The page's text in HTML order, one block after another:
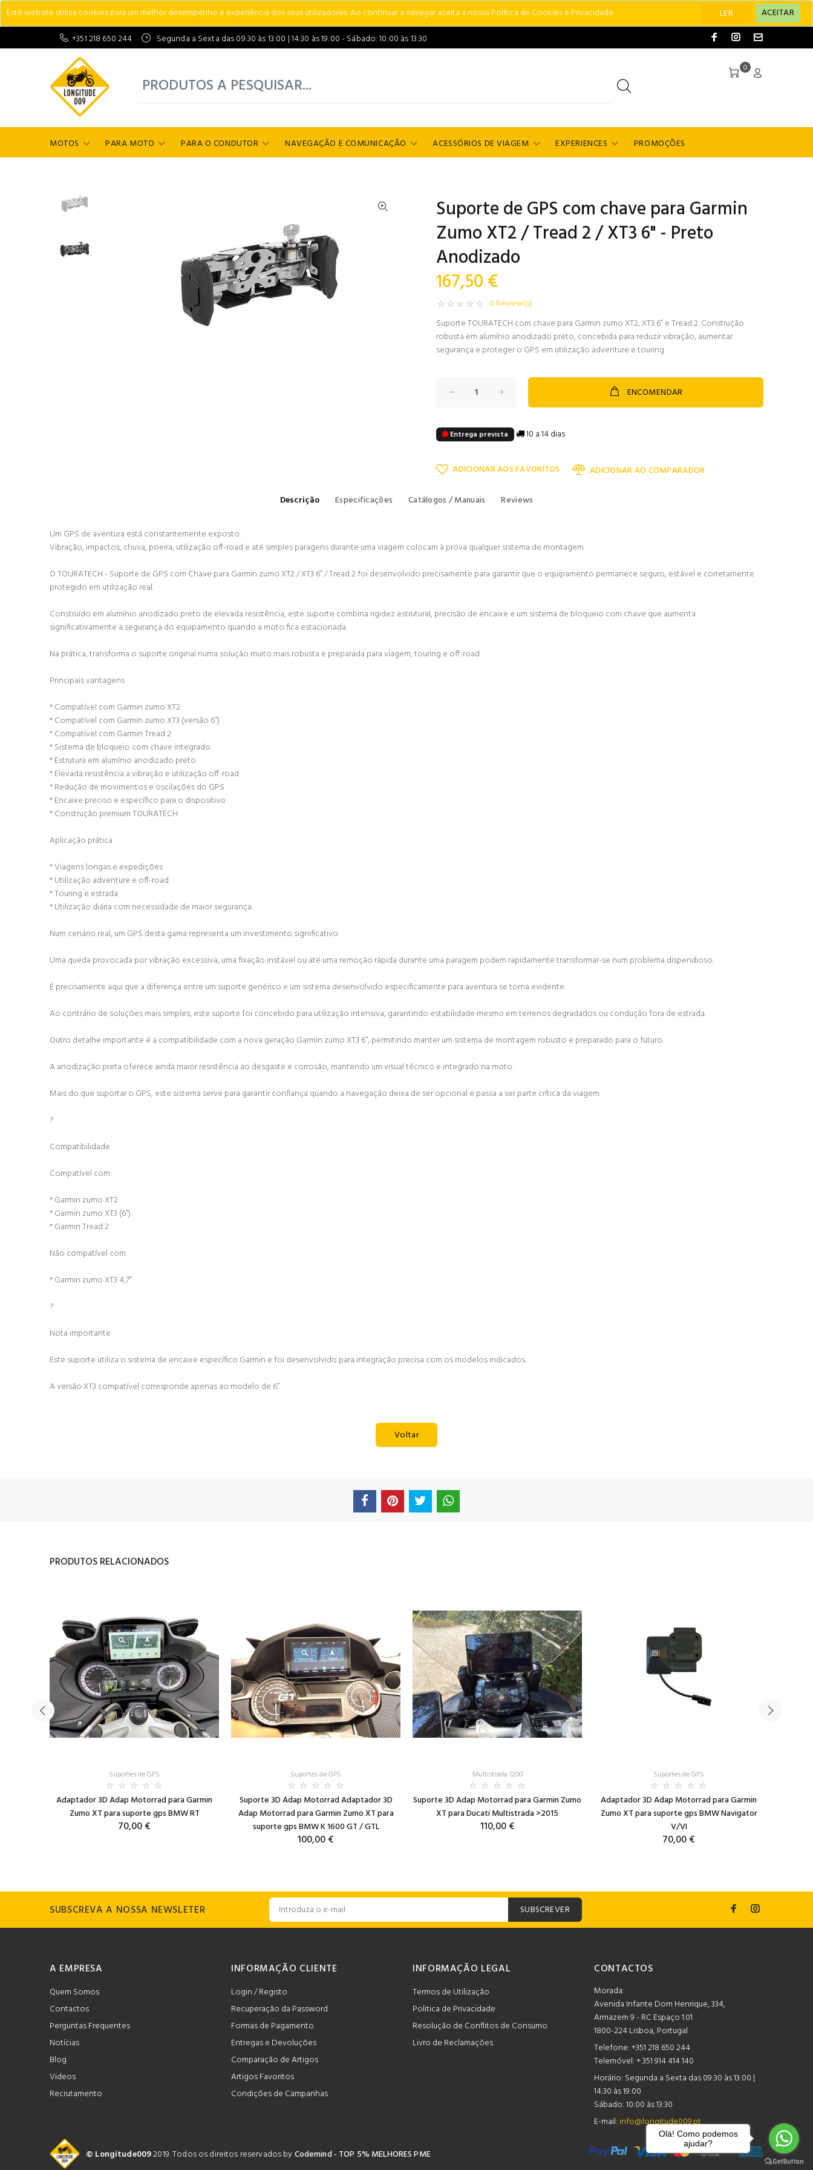
Este website utiliza cookies para um melhor desempenho e experiência dos seus utilizadores. Ao continuar a navegar aceita a nossa Política de Cookies e Privacidade. LER
ACEITAR
+351 218 650 244
Segunda a Sexta das 09:30 às 13:00 | 14:30 às 19:00 - Sábado: 10:00 às 13:30
0
MOTOS PARA MOTO PARA O CONDUTOR NAVEGAÇÃO E COMUNICAÇÃO ACESSÓRIOS DE VIAGEM EXPERIENCES PROMOÇÕES
Suporte de GPS com chave para Garmin
Zumo XT2 / Tread 2 / XT3 6" - Preto
Anodizado
167,50 €
0 Review(s)
Suporte TOURATECH com chave para Garmin zumo XT2, XT3 6” e Tread 2. Construção
robusta em alumínio anodizado preto, concebida para reduzir vibração, aumentar
segurança e proteger o GPS em utilização adventure e touring.
ENCOMENDAR
Entrega prevista 10 a 14 dias
ADICIONAR AOS FAVORITOS ADICIONAR AO COMPARADOR
Descrição Especificações Catálogos / Manuais Reviews
Um GPS de aventura está constantemente exposto.
Vibração, impactos, chuva, poeira, utilização off-road e até simples paragens durante uma viagem colocam à prova qualquer sistema de montagem.
O TOURATECH - Suporte de GPS com Chave para Garmin zumo XT2 / XT3 6” / Tread 2 foi desenvolvido precisamente para garantir que o equipamento permanece seguro, estável e corretamente
protegido em utilização real.
Construído em alumínio anodizado preto de elevada resistência, este suporte combina rigidez estrutural, precisão de encaixe e um sistema de bloqueio com chave que aumenta
significativamente a segurança do equipamento quando a moto fica estacionada.
Na prática, transforma o suporte original numa solução muito mais robusta e preparada para viagem, touring e off-road.
Principais vantagens
* Compatível com Garmin zumo XT2
* Compatível com Garmin zumo XT3 (versão 6”)
* Compatível com Garmin Tread 2
* Sistema de bloqueio com chave integrado
* Estrutura em alumínio anodizado preto
* Elevada resistência a vibração e utilização off-road
* Redução de movimentos e oscilações do GPS
* Encaixe preciso e específico para o dispositivo
* Construção premium TOURATECH
Aplicação prática
* Viagens longas e expedições
* Utilização adventure e off-road
* Touring e estrada
* Utilização diária com necessidade de maior segurança
Num cenário real, um GPS desta gama representa um investimento significativo.
Uma queda provocada por vibração excessiva, uma fixação instável ou até uma remoção rápida durante uma paragem podem rapidamente transformar-se num problema dispendioso.
É precisamente aqui que a diferença entre um suporte genérico e um sistema desenvolvido especificamente para aventura se torna evidente.
Ao contrário de soluções mais simples, este suporte foi concebido para utilização intensiva, garantindo estabilidade mesmo em terrenos degradados ou condução fora de estrada.
Outro detalhe importante é a compatibilidade com a nova geração Garmin zumo XT3 6”, permitindo manter um sistema de montagem robusto e preparado para o futuro.
A anodização preta oferece ainda maior resistência ao desgaste e corrosão, mantendo um visual técnico e integrado na moto.
Mais do que suportar o GPS, este sistema serve para garantir confiança quando a navegação deixa de ser opcional e passa a ser parte crítica da viagem.
?
Compatibilidade
Compatível com:
* Garmin zumo XT2
* Garmin zumo XT3 (6”)
* Garmin Tread 2
Não compatível com:
* Garmin zumo XT3 4,7”
?
Nota importante
Este suporte utiliza o sistema de encaixe específico Garmin e foi desenvolvido para integração precisa com os modelos indicados.
A versão XT3 compatível corresponde apenas ao modelo de 6”.
Voltar
PRODUTOS RELACIONADOS
Suportes de GPS
Adaptador 3D Adap Motorrad para Garmin
Zumo XT para suporte gps BMW RT
70,00 €
Suportes de GPS
Suporte 3D Adap Motorrad Adaptador 3D
Adap Motorrad para Garmin Zumo XT para
suporte gps BMW K 1600 GT / GTL
100,00 €
Multistrada 1200
Suporte 3D Adap Motorrad para Garmin Zumo
XT para Ducati Multistrada >2015
110,00 €
Suportes de GPS
Adaptador 3D Adap Motorrad para Garmin
Zumo XT para suporte gps BMW Navigator
V/VI
70,00 €
SUBSCREVA A NOSSA NEWSLETER SUBSCREVER
A EMPRESA
Quem Somos
Contactos
Perguntas Frequentes
Notícias
Blog
Videos
Recrutamento
INFORMAÇÃO CLIENTE
Login / Registo
Recuperação da Password
Formas de Pagamento
Entregas e Devoluções
Comparação de Artigos
Artigos Favoritos
Condições de Campanhas
INFORMAÇÃO LEGAL
Termos de Utilização
Politica de Privacidade
Resolução de Conflitos de Consumo
Livro de Reclamações
CONTACTOS
Morada:
Avenida Infante Dom Henrique, 334,
Armazem 9 - RC Espaço 1.01
1800-224 Lisboa, Portugal
Telefone:+351 218 650 244
Telemóvel: + 351 914 414 140
Horário: Segunda a Sexta das 09:30 às 13:00 |
14:30 às 19:00
Sábado: 10:00 às 13:30
E-mail: info@longitude009.pt
© Longitude0092019. Todos os direitos reservados byCodemind - TOP 5% MELHORES PME
Olá! Como podemos
ajudar?